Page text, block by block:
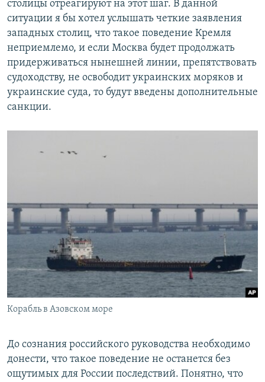
столицы отреагируют на этот шаг. В данной
ситуации я бы хотел услышать четкие заявления
западных столиц, что такое поведение Кремля
неприемлемо, и если Москва будет продолжать
придерживаться нынешней линии, препятствовать
судоходству, не освободит украинских моряков и
украинские суда, то будут введены дополнительные
санкции.
Корабль в Азовском море
До сознания российского руководства необходимо
донести, что такое поведение не останется без
ощутимых для России последствий. Понятно, что